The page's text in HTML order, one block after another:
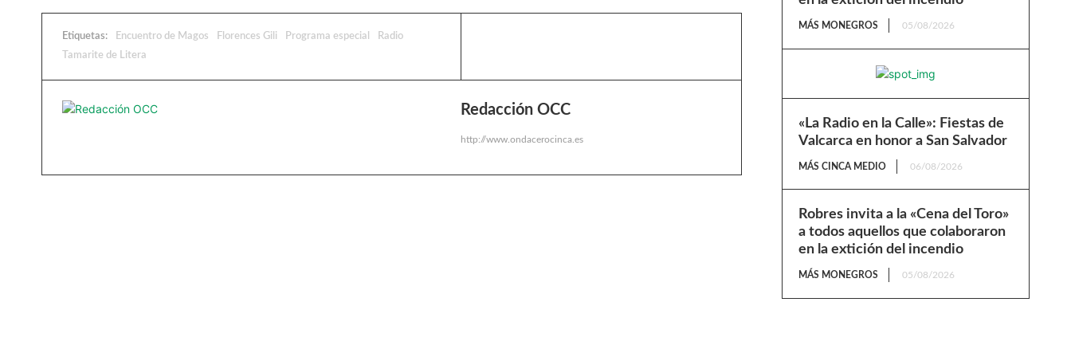
Etiquetas: Encuentro de Magos Florences Gili Programa especial
Radio
Tamarite de Litera
Redacción OCC
http://www.ondacerocinca.es
MÁS MONEGROS 05/08/2026
«La Radio en la Calle»: Fiestas de
Valcarca en honor a San Salvador
MÁS CINCA MEDIO 06/08/2026
Robres invita a la «Cena del Toro»
a todos aquellos que colaboraron
en la extición del incendio
MÁS MONEGROS 05/08/2026